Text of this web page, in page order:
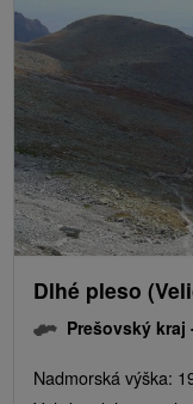
Dlhé pleso
Prešovský kraj
Nadmorská výška: